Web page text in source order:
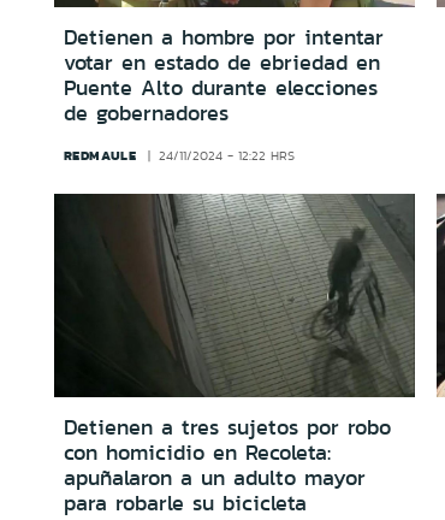
Detienen a hombre por intentar
votar en estado de ebriedad en
Puente Alto durante elecciones
de gobernadores
REDMAULE 24/11/2024 - 12:22 HRS
Detienen a tres sujetos por robo
con homicidio en Recoleta:
apuñalaron a un adulto mayor
para robarle su bicicleta